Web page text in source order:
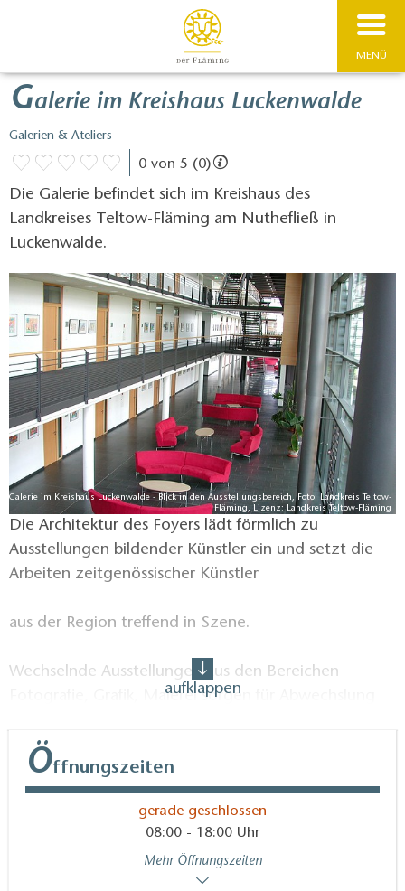
MENÜ
Galerie im Kreishaus Luckenwalde
Galerien & Ateliers
0 von 5 (0)
Die Galerie befindet sich im Kreishaus des
Landkreises Teltow-Fläming am Nuthefließ in
Luckenwalde.
Galerie im Kreishaus Luckenwalde - Blick in den Ausstellungsbereich, Foto: Landkreis Teltow-
Fläming, Lizenz: Landkreis Teltow-Fläming
Die Architektur des Foyers lädt förmlich zu
Ausstellungen bildender Künstler ein und setzt die
Arbeiten zeitgenössischer Künstler
aus der Region treffend in Szene.
Wechselnde Ausstellungen aus den Bereichen
Fotografie, Grafik, Malerei sorgen für Abwechslung
Es finden Vernissagen und auch Führungen statt.
aufklappen
Öffnungszeiten
gerade geschlossen
08:00 - 18:00 Uhr
Mehr Öffnungszeiten